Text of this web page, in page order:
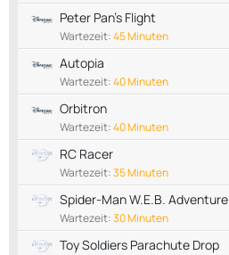
Peter Pan's Flight
Wartezeit:45 Minuten
Autopia
Wartezeit:40 Minuten
Orbitron
Wartezeit:40 Minuten
RC Racer
Wartezeit:35 Minuten
Spider-Man W.E.B. Adventure
Wartezeit:30 Minuten
Toy Soldiers Parachute Drop